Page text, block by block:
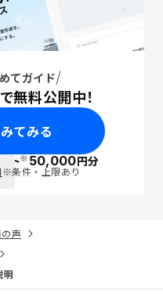
てガイド
無料公開中！
てみる
ト※50,000円分
※条件・上限あり
声
明